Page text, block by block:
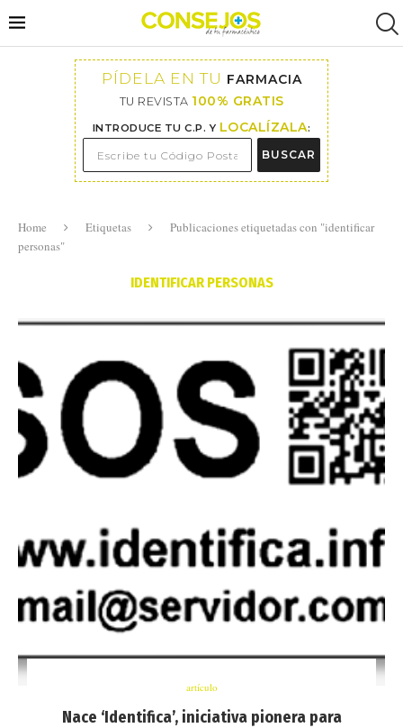
PÍDELA EN TU FARMACIA
TU REVISTA 100% GRATIS
INTRODUCE TU C.P. Y LOCALÍZALA:
BUSCAR
Home Etiquetas
Publicaciones etiquetadas con "identificar
personas"
IDENTIFICAR PERSONAS
artículo
Nace ‘Identifica’, iniciativa pionera para